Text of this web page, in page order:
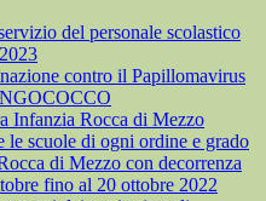
del personale scolastico
contro il Papillomavirus
Infanzia Rocca di Mezzo
le scuole di ogni ordine e grado
di Mezzo con decorrenza
fino al 20 ottobre 2022